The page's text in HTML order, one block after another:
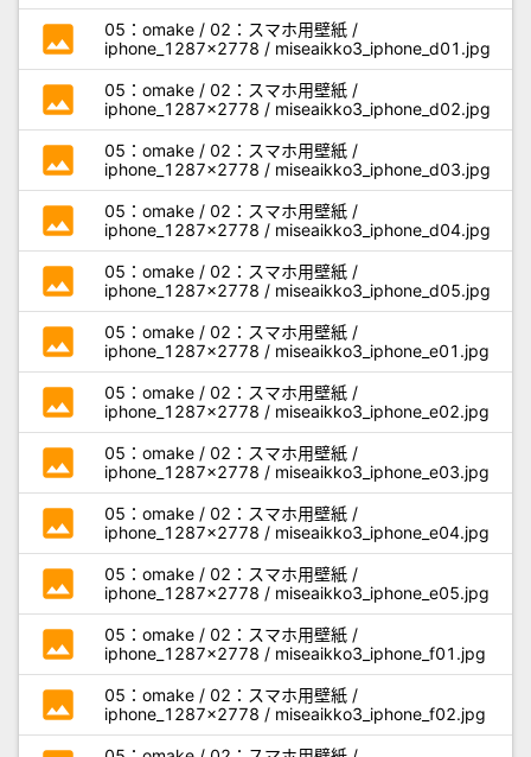
photo
05：omake / 02：スマホ用壁紙 /
iphone_1287x2778 / miseaikko3_iphone_d01.jpg
photo
05：omake / 02：スマホ用壁紙 /
iphone_1287x2778 / miseaikko3_iphone_d02.jpg
photo
05：omake / 02：スマホ用壁紙 /
iphone_1287x2778 / miseaikko3_iphone_d03.jpg
photo
05：omake / 02：スマホ用壁紙 /
iphone_1287x2778 / miseaikko3_iphone_d04.jpg
photo
05：omake / 02：スマホ用壁紙 /
iphone_1287x2778 / miseaikko3_iphone_d05.jpg
photo
05：omake / 02：スマホ用壁紙 /
iphone_1287x2778 / miseaikko3_iphone_e01.jpg
photo
05：omake / 02：スマホ用壁紙 /
iphone_1287x2778 / miseaikko3_iphone_e02.jpg
photo
05：omake / 02：スマホ用壁紙 /
iphone_1287x2778 / miseaikko3_iphone_e03.jpg
photo
05：omake / 02：スマホ用壁紙 /
iphone_1287x2778 / miseaikko3_iphone_e04.jpg
photo
05：omake / 02：スマホ用壁紙 /
iphone_1287x2778 / miseaikko3_iphone_e05.jpg
photo
05：omake / 02：スマホ用壁紙 /
iphone_1287x2778 / miseaikko3_iphone_f01.jpg
photo
05：omake / 02：スマホ用壁紙 /
iphone_1287x2778 / miseaikko3_iphone_f02.jpg